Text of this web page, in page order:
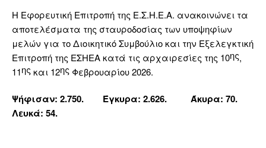
Η Εφορευτική Επιτροπή της Ε.Σ.Η.Ε.Α. ανακοινώνει τα
αποτελέσματα της σταυροδοσίας των υποψηφίων
μελών για το Διοικητικό Συμβούλιο και την Εξελεγκτική
Επιτροπή της ΕΣΗΕΑ κατά τις αρχαιρεσίες της 10ης,
11ης και 12ης Φεβρουαρίου 2026.
Ψήφισαν: 2.750. Έγκυρα: 2.626. Άκυρα: 70.
Λευκά: 54.